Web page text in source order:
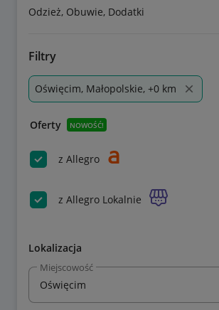
Odzież, Obuwie, Dodatki
Filtry
Oświęcim, Małopolskie, +0 km
Oferty NOWOŚĆ!
z Allegro
z Allegro Lokalnie
Lokalizacja
Miejscowość